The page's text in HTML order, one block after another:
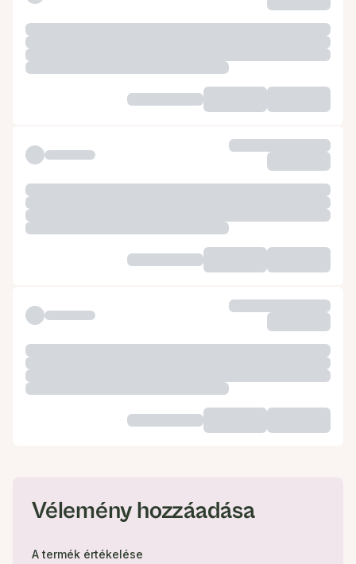
Vélemény hozzáadása
A termék értékelése